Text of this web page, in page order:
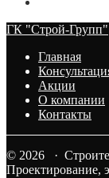
ГК "Строй-Групп"
Главная
Акции
О компании
Контакты
© 2026 ·
Проектирование,